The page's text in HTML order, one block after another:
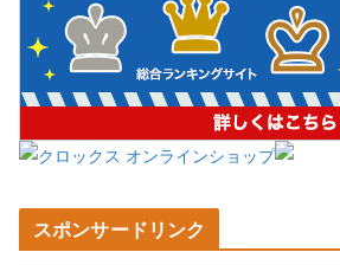
スポンサードリンク